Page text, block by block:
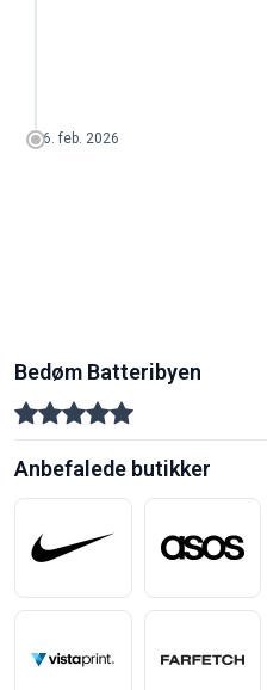
6. feb. 2026
Bedøm Batteribyen
Anbefalede butikker